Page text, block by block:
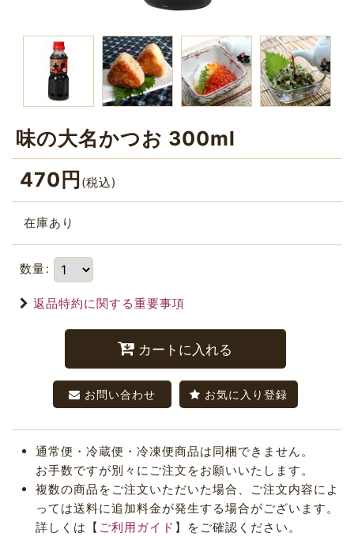
味の大名かつお 300ml
470 円 (税込)
在庫あり
数量:
返品特約に関する重要事項
カートに入れる
お問い合わせ お気に入り登録
通常便・冷蔵便・冷凍便商品は同梱できません。
お手数ですが別々にご注文をお願いいたします。
複数の商品をご注文いただいた場合、ご注文内容によ
っては送料に追加料金が発生する場合がございます。
詳しくは【 ご利用ガイド 】をご確認ください。